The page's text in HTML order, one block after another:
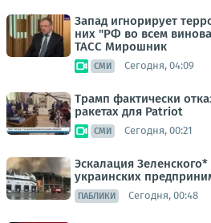
Запад игнорирует
них "РФ во всем
ТАСС Мирошник
СМИ Сегодня, 04:09
Трамп фактически
ракетах для Patriot
СМИ Сегодня, 00:21
Эскалация
украинских
ПАБЛИКИ Сегодня, 00:48